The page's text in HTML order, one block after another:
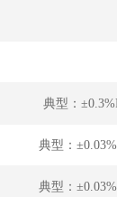
典型：
典型：
典型：